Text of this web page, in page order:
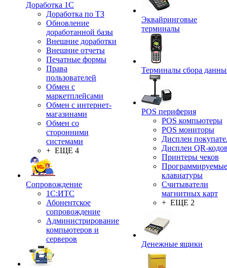
Доработка 1С
Доработка по ТЗ
Обновление
доработанной базы
Внешние доработки
Внешние отчеты
Печатные формы
Права
пользователей
Обмен с
маркетплейсами
Обмен с интернет-
магазинами
Обмен со
сторонними
системами
+ ЕЩЕ 4
Сопровождение
1C:ИТС
Абонентское
сопровождение
Администрирование
компьютеров и
серверов
Эквайринговые
терминалы
Терминалы сбора
POS периферия
POS компьютеры
POS мониторы
Дисплеи
Дисплеи QR-
Принтеры чеков
Программируемые
клавиатуры
Считыватели
магнитных карт
+ ЕЩЕ 2
Денежные ящики